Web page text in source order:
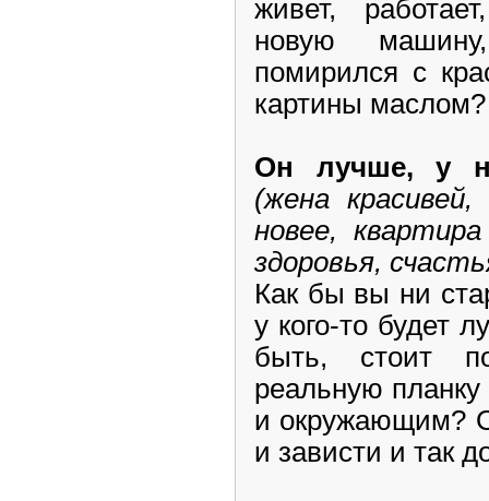
живет,
новую
помирился с
картины маслом?
Он лучше, у
(жена
новее,
здоровья,
Как бы вы ни
у кого-то будет
быть, стоит
реальную
и окружающим?
и зависти и так